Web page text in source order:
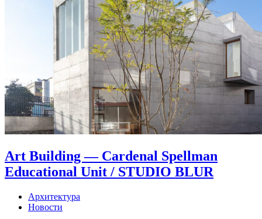
Art Building — Cardenal Spellman
Educational Unit / STUDIO BLUR
Архитектура
Новости